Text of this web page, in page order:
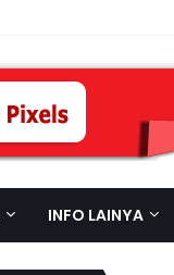
INFO LAINYA